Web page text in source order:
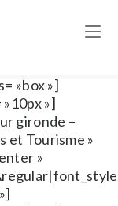
»box »]
»]
gironde –
et Tourisme »
»